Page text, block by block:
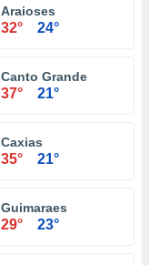
Araioses
32° 24°
Canto Grande
37° 21°
Caxias
35° 21°
Guimaraes
29° 23°